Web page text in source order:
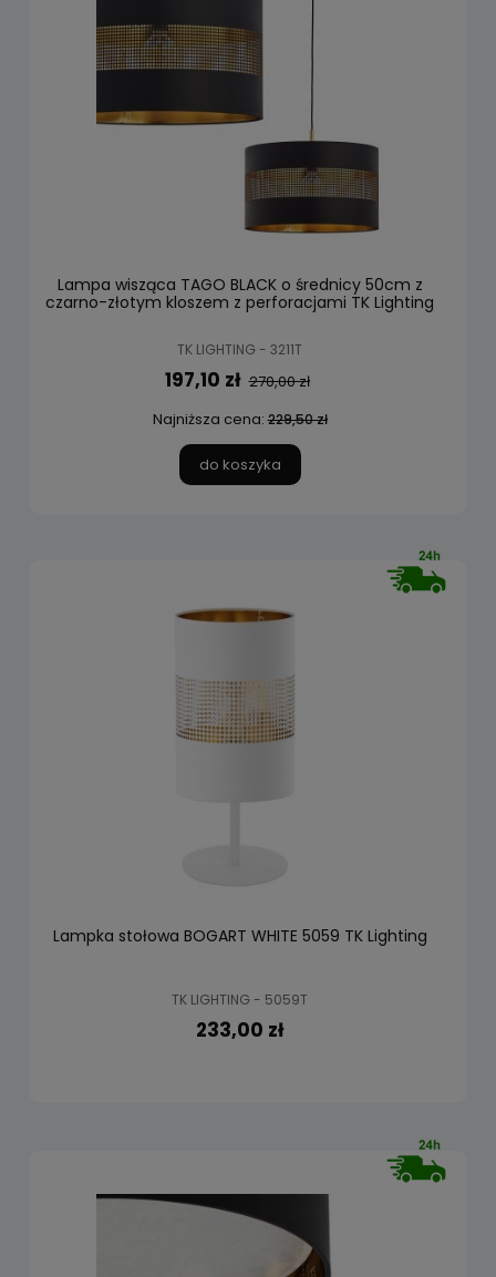
Lampa wisząca TAGO BLACK o średnicy 50cm z
czarno-złotym kloszem z perforacjami TK Lighting
TK LIGHTING - 3211T
197,10 zł 270,00 zł
Najniższa cena:229,50 zł
do koszyka
Lampka stołowa BOGART WHITE 5059 TK Lighting
TK LIGHTING - 5059T
233,00 zł